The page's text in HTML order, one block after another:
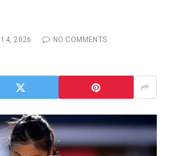
2026
NO COMMENTS